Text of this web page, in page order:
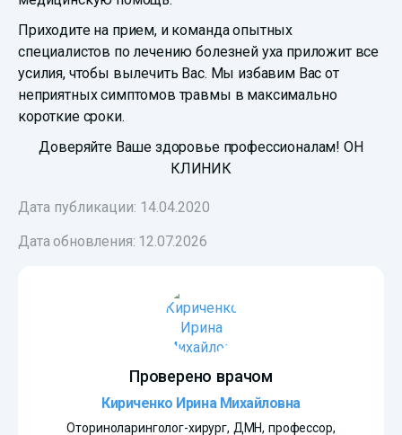
Приходите на прием, и команда опытных
специалистов по лечению болезней уха приложит все
усилия, чтобы вылечить Вас. Мы избавим Вас от
неприятных симптомов травмы в максимально
короткие сроки.
Доверяйте Ваше здоровье профессионалам! ОН
КЛИНИК
Дата публикации: 14.04.2020
Дата обновления: 12.07.2026
Проверено врачом
Кириченко Ирина Михайловна
Оториноларинголог-хирург, ДМН, профессор,